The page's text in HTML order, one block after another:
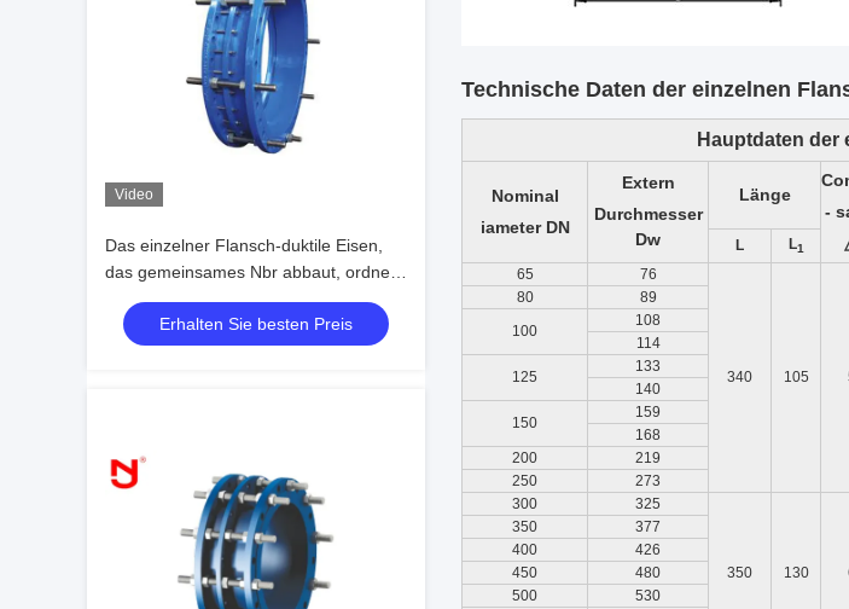
Video
Das einzelner Flansch-duktile Eisen,
das gemeinsames Nbr abbaut, ordnen
eine Dichtungs-Bitumen-Malerei
Erhalten Sie besten Preis
Technische Daten der einzelnen
Hauptdaten der
Nominal
iameterDN
Extern
Durchmesser
Dw
Länge
-
L L1
65
76
340 105
80
89
100
108
114
125
133
140
150
159
168
200
219
250
273
300
325
350 130
350
377
400
426
450
480
500
530